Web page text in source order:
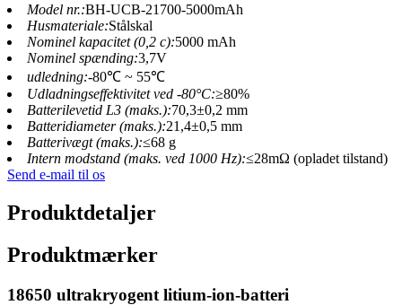
Model nr.:BH-UCB-21700-5000mAh
Husmateriale:Stålskal
Nominel kapacitet (0,2 c):5000 mAh
Nominel spænding:3,7V
udledning:-80℃ ~ 55℃
Udladningseffektivitet ved -80°C:≥80%
Batterilevetid L3 (maks.):70,3±0,2 mm
Batteridiameter (maks.):21,4±0,5 mm
Batterivægt (maks.):≤68 g
Intern modstand (maks. ved 1000 Hz):≤28mΩ (opladet tilstand)
Send e-mail til os
Produktdetaljer
Produktmærker
18650 ultrakryogent litium-ion-batteri